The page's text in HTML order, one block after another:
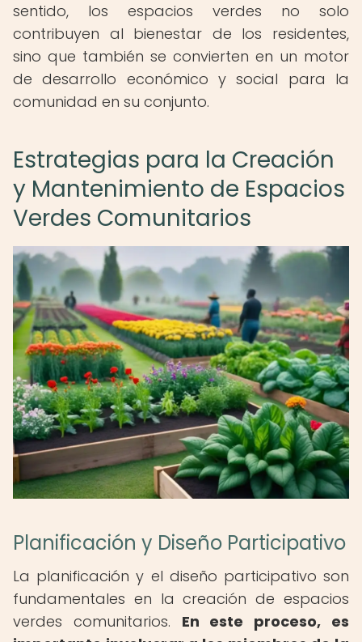
sentido, los espacios verdes no solo
contribuyen al bienestar de los residentes,
sino que también se convierten en un motor
de desarrollo económico y social para la
comunidad en su conjunto.
Estrategias para la Creación
y Mantenimiento de Espacios
Verdes Comunitarios
Planificación y Diseño Participativo
La planificación y el diseño participativo son
fundamentales en la creación de espacios
verdes comunitarios. En este proceso, es